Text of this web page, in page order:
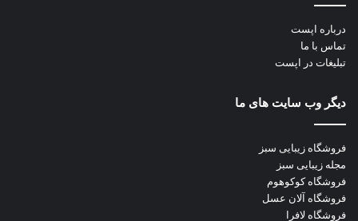
درباره اپست
تماس با ما
تبلیغات در اپست
دیگر وب سایت های ما
فروشگاه زیبایی سبز
مجله زیبایی سبز
فروشگاه کوکوهوم
فروشگاه آلان عسل
فروشگاه لافرا